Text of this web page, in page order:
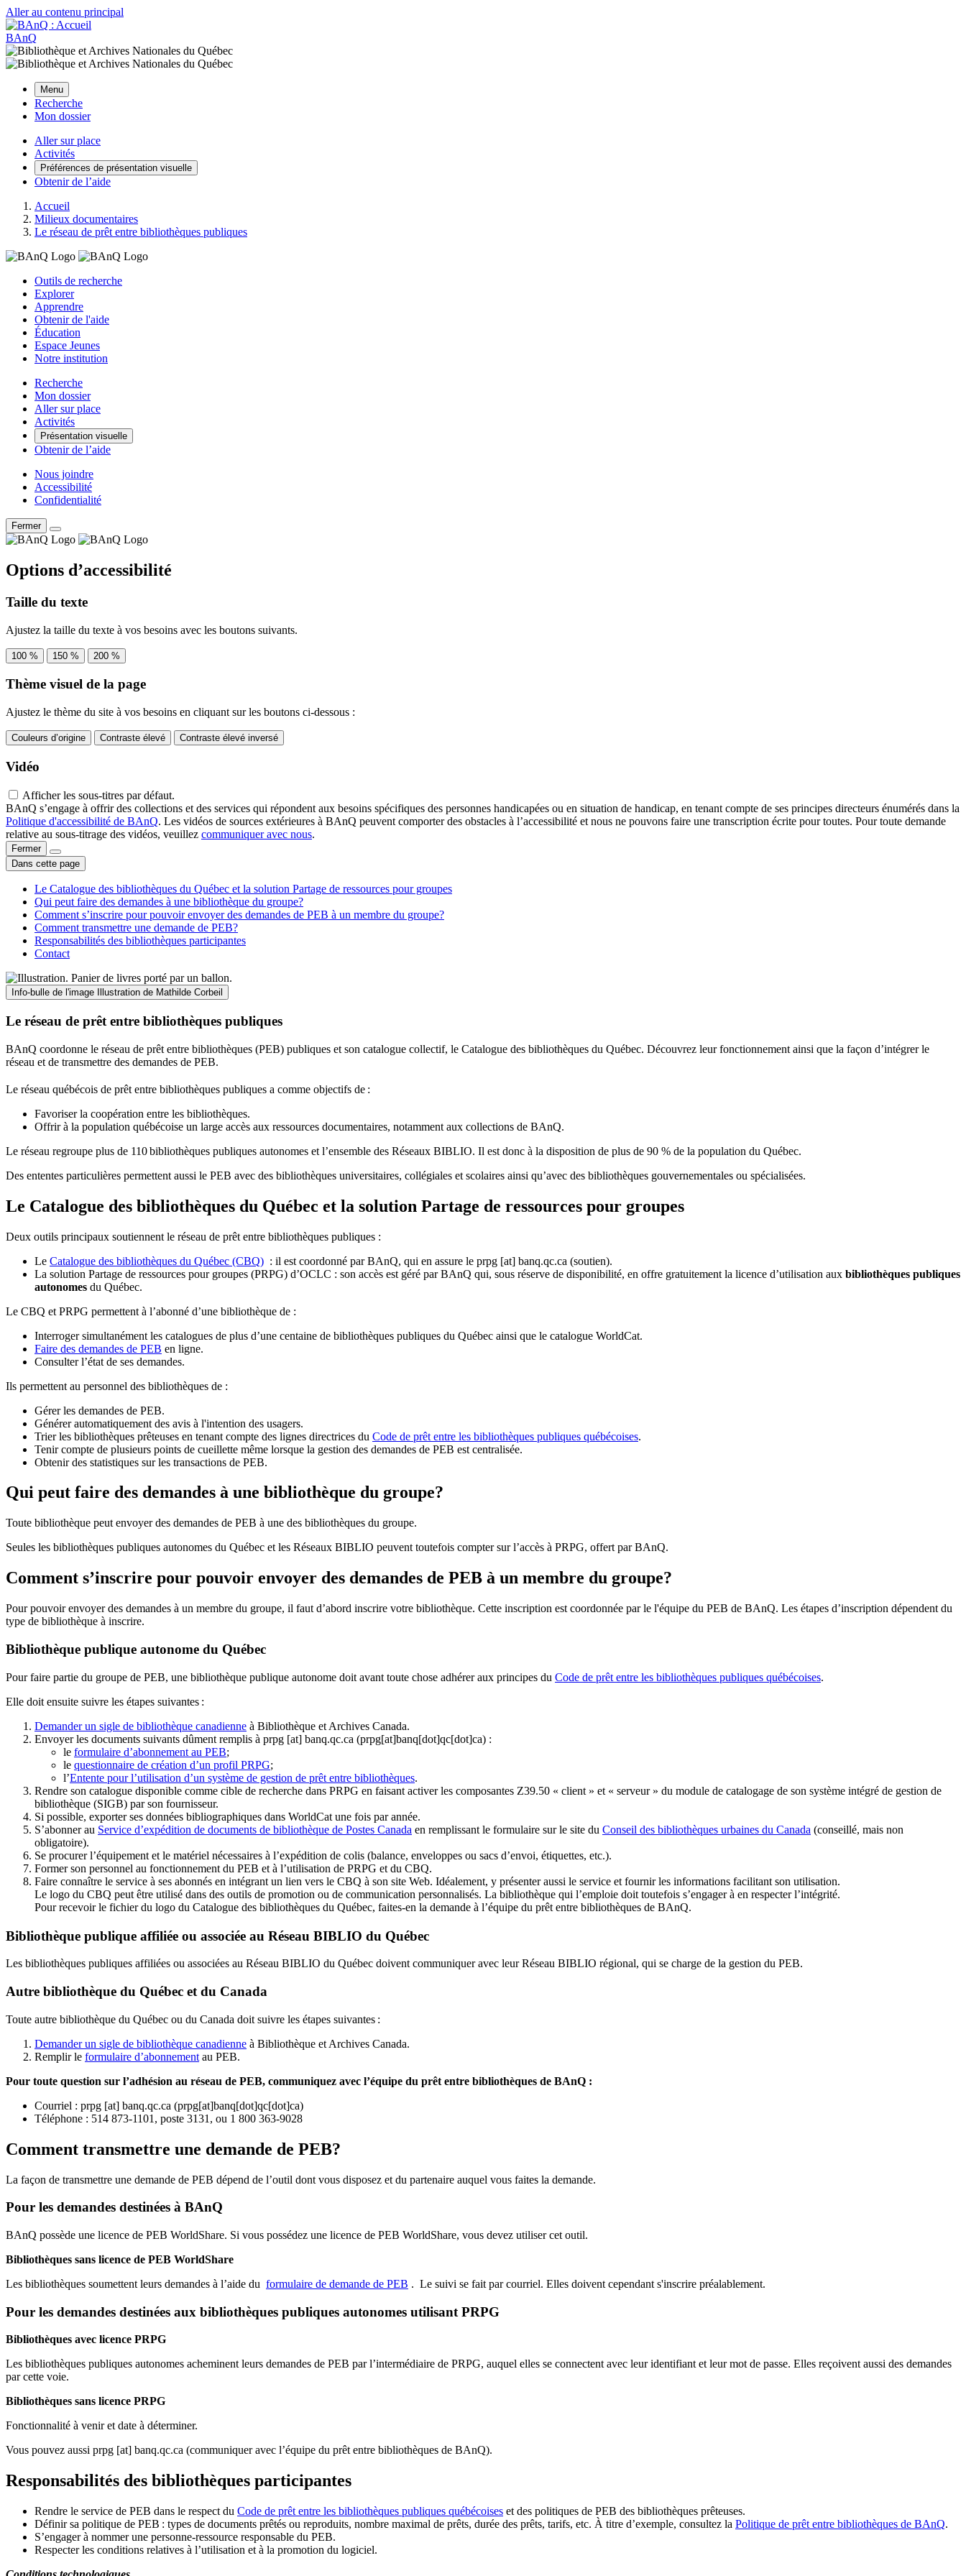
Aller au contenu principal
BAnQ
Menu
Recherche
Mon dossier
Aller sur place
Activités
Préférences de présentation visuelle
Obtenir de l’aide
Accueil
Milieux documentaires
Le réseau de prêt entre bibliothèques publiques
Outils de recherche
Explorer
Apprendre
Obtenir de l'aide
Éducation
Espace Jeunes
Notre institution
Recherche
Mon dossier
Aller sur place
Activités
Présentation visuelle
Obtenir de l’aide
Nous joindre
Accessibilité
Confidentialité
Fermer
Options d’accessibilité
Taille du texte
Ajustez la taille du texte à vos besoins avec les boutons suivants.
100 % 150 % 200 %
Thème visuel de la page
Ajustez le thème du site à vos besoins en cliquant sur les boutons ci-dessous :
Couleurs d’origine Contraste élevé Contraste élevé inversé
Vidéo
Afficher les sous-titres par défaut.
BAnQ s’engage à offrir des collections et des services qui répondent aux besoins spécifiques des personnes handicapées ou en situation de handicap, en tenant compte de ses principes directeurs énumérés dans la
Politique d'accessibilité de BAnQ. Les vidéos de sources extérieures à BAnQ peuvent comporter des obstacles à l’accessibilité et nous ne pouvons faire une transcription écrite pour toutes. Pour toute demande
relative au sous-titrage des vidéos, veuillez communiquer avec nous.
Fermer
Dans cette page
Le Catalogue des bibliothèques du Québec et la solution Partage de ressources pour groupes
Qui peut faire des demandes à une bibliothèque du groupe?
Comment s’inscrire pour pouvoir envoyer des demandes de PEB à un membre du groupe?
Comment transmettre une demande de PEB?
Responsabilités des bibliothèques participantes
Contact
Info-bulle de l'image Illustration de Mathilde Corbeil
Le réseau de prêt entre bibliothèques publiques
BAnQ coordonne le réseau de prêt entre bibliothèques (PEB) publiques et son catalogue collectif, le Catalogue des bibliothèques du Québec. Découvrez leur fonctionnement ainsi que la façon d’intégrer le
réseau et de transmettre des demandes de PEB.
Le réseau québécois de prêt entre bibliothèques publiques a comme objectifs de :
Favoriser la coopération entre les bibliothèques.
Offrir à la population québécoise un large accès aux ressources documentaires, notamment aux collections de BAnQ.
Le réseau regroupe plus de 110bibliothèques publiques autonomes et l’ensemble des Réseaux BIBLIO. Il est donc à la disposition de plus de 90 % de la population du Québec.
Des ententes particulières permettent aussi le PEB avec des bibliothèques universitaires, collégiales et scolaires ainsi qu’avec des bibliothèques gouvernementales ou spécialisées.
Le Catalogue des bibliothèques du Québec et la solution Partage de ressources pour groupes
Deux outils principaux soutiennent le réseau de prêt entre bibliothèques publiques :
Le Catalogue des bibliothèques du Québec (CBQ) : il est coordonné par BAnQ, qui en assure le prpg [at] banq.qc.ca (soutien).
La solution Partage de ressources pour groupes (PRPG) d’OCLC : son accès est géré par BAnQ qui, sous réserve de disponibilité, en offre gratuitement la licence d’utilisation aux bibliothèques publiques
autonomes du Québec.
Le CBQ et PRPG permettent à l’abonné d’une bibliothèque de :
Interroger simultanément les catalogues de plus d’une centaine de bibliothèques publiques du Québec ainsi que le catalogue WorldCat.
Faire des demandes de PEB en ligne.
Consulter l’état de ses demandes.
Ils permettent au personnel des bibliothèques de :
Gérer les demandes de PEB.
Générer automatiquement des avis à l'intention des usagers.
Trier les bibliothèques prêteuses en tenant compte des lignes directrices du Code de prêt entre les bibliothèques publiques québécoises.
Tenir compte de plusieurs points de cueillette même lorsque la gestion des demandes de PEB est centralisée.
Obtenir des statistiques sur les transactions de PEB.
Qui peut faire des demandes à une bibliothèque du groupe?
Toute bibliothèque peut envoyer des demandes de PEB à une des bibliothèques du groupe.
Seules les bibliothèques publiques autonomes du Québec et les Réseaux BIBLIO peuvent toutefois compter sur l’accès à PRPG, offert par BAnQ.
Comment s’inscrire pour pouvoir envoyer des demandes de PEB à un membre du groupe?
Pour pouvoir envoyer des demandes à un membre du groupe, il faut d’abord inscrire votre bibliothèque. Cette inscription est coordonnée par le l'équipe du PEB de BAnQ. Les étapes d’inscription dépendent du
type de bibliothèque à inscrire.
Bibliothèque publique autonome du Québec
Pour faire partie du groupe de PEB, une bibliothèque publique autonome doit avant toute chose adhérer aux principes du Code de prêt entre les bibliothèques publiques québécoises.
Elle doit ensuite suivre les étapes suivantes :
Demander un sigle de bibliothèque canadienne à Bibliothèque et Archives Canada.
Envoyer les documents suivants dûment remplis à prpg [at] banq.qc.ca (prpg[at]banq[dot]qc[dot]ca) :
le formulaire d’abonnement au PEB;
le questionnaire de création d’un profil PRPG;
l’Entente pour l’utilisation d’un système de gestion de prêt entre bibliothèques.
Rendre son catalogue disponible comme cible de recherche dans PRPG en faisant activer les composantes Z39.50 « client » et « serveur » du module de catalogage de son système intégré de gestion de
bibliothèque (SIGB) par son fournisseur.
Si possible, exporter ses données bibliographiques dans WorldCat une fois par année.
S’abonner au Service d’expédition de documents de bibliothèque de Postes Canada en remplissant le formulaire sur le site du Conseil des bibliothèques urbaines du Canada (conseillé, mais non
obligatoire).
Se procurer l’équipement et le matériel nécessaires à l’expédition de colis (balance, enveloppes ou sacs d’envoi, étiquettes, etc.).
Former son personnel au fonctionnement du PEB et à l’utilisation de PRPG et du CBQ.
Faire connaître le service à ses abonnés en intégrant un lien vers le CBQ à son site Web. Idéalement, y présenter aussi le service et fournir les informations facilitant son utilisation.
Le logo du CBQ peut être utilisé dans des outils de promotion ou de communication personnalisés. La bibliothèque qui l’emploie doit toutefois s’engager à en respecter l’intégrité.
Pour recevoir le fichier du logo du Catalogue des bibliothèques du Québec, faites-en la demande à l’équipe du prêt entre bibliothèques de BAnQ.
Bibliothèque publique affiliée ou associée au Réseau BIBLIO du Québec
Les bibliothèques publiques affiliées ou associées au Réseau BIBLIO du Québec doivent communiquer avec leur Réseau BIBLIO régional, qui se charge de la gestion du PEB.
Autre bibliothèque du Québec et du Canada
Toute autre bibliothèque du Québec ou du Canada doit suivre les étapes suivantes :
Demander un sigle de bibliothèque canadienne à Bibliothèque et Archives Canada.
Remplir le formulaire d’abonnement au PEB.
Pour toute question sur l’adhésion au réseau de PEB, communiquez avec l’équipe du prêt entre bibliothèques de BAnQ :
Courriel : prpg [at] banq.qc.ca (prpg[at]banq[dot]qc[dot]ca)
Téléphone : 514 873-1101, poste 3131, ou 1 800 363-9028
Comment transmettre une demande de PEB?
La façon de transmettre une demande de PEB dépend de l’outil dont vous disposez et du partenaire auquel vous faites la demande.
Pour les demandes destinées à BAnQ
BAnQ possède une licence de PEB WorldShare. Si vous possédez une licence de PEB WorldShare, vous devez utiliser cet outil.
Bibliothèques sans licence de PEB WorldShare
Les bibliothèques soumettent leurs demandes à l’aide du formulaire de demande de PEB . Le suivi se fait par courriel. Elles doivent cependant s'inscrire préalablement.
Pour les demandes destinées aux bibliothèques publiques autonomes utilisant PRPG
Bibliothèques avec licence PRPG
Les bibliothèques publiques autonomes acheminent leurs demandes de PEB par l’intermédiaire de PRPG, auquel elles se connectent avec leur identifiant et leur mot de passe. Elles reçoivent aussi des demandes
par cette voie.
Bibliothèques sans licence PRPG
Fonctionnalité à venir et date à déterminer.
Vous pouvez aussi prpg [at] banq.qc.ca (communiquer avec l’équipe du prêt entre bibliothèques de BAnQ).
Responsabilités des bibliothèques participantes
Rendre le service de PEB dans le respect du Code de prêt entre les bibliothèques publiques québécoises et des politiques de PEB des bibliothèques prêteuses.
Définir sa politique de PEB : types de documents prêtés ou reproduits, nombre maximal de prêts, durée des prêts, tarifs, etc. À titre d’exemple, consultez la Politique de prêt entre bibliothèques de BAnQ.
S’engager à nommer une personne-ressource responsable du PEB.
Respecter les conditions relatives à l’utilisation et à la promotion du logiciel.